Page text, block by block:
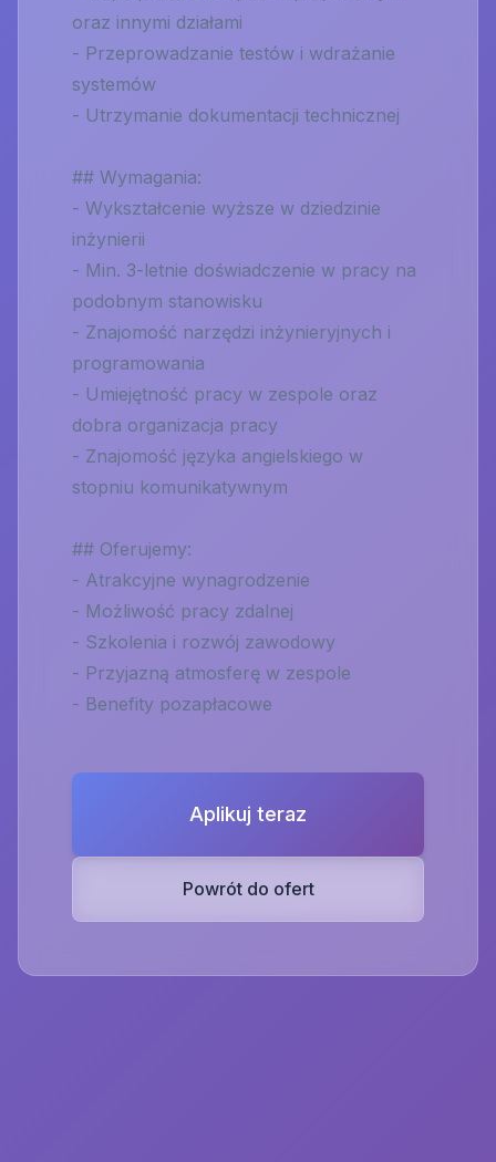
oraz innymi działami
- Przeprowadzanie testów i wdrażanie
systemów
- Utrzymanie dokumentacji technicznej
## Wymagania:
- Wykształcenie wyższe w dziedzinie
inżynierii
- Min. 3-letnie doświadczenie w pracy na
podobnym stanowisku
- Znajomość narzędzi inżynieryjnych i
programowania
- Umiejętność pracy w zespole oraz
dobra organizacja pracy
- Znajomość języka angielskiego w
stopniu komunikatywnym
## Oferujemy:
- Atrakcyjne wynagrodzenie
- Możliwość pracy zdalnej
- Szkolenia i rozwój zawodowy
- Przyjazną atmosferę w zespole
- Benefity pozapłacowe
Aplikuj teraz
Powrót do ofert